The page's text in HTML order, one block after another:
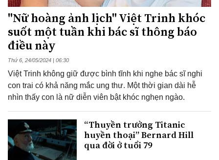
"Nữ hoàng ảnh lịch" Việt Trinh khóc
suốt một tuần khi bác sĩ thông báo
điều này
Thứ 6, 24/05/2024 | 06:30
Việt Trinh không giữ được bình tĩnh khi nghe bác sĩ nghi
con trai có khả năng mắc ung thư. Một thời gian dài hễ
nhìn thấy con là nữ diễn viên bật khóc nghẹn ngào.
“Thuyền trưởng Titanic
huyền thoại” Bernard Hill
qua đời ở tuổi 79